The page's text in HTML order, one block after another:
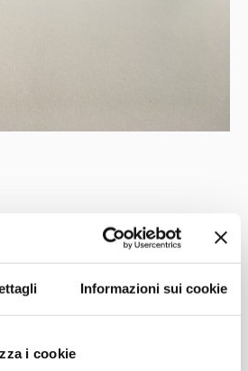
Informazioni sui cookie
i cookie
Netzwerk